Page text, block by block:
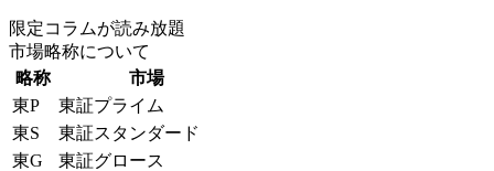
限定コラムが読み放題
市場略称について
略称
市場
東P
東証プライム
東S
東証スタンダード
東G
東証グロース